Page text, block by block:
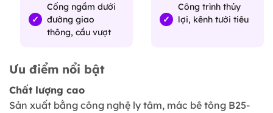
Cống ngầm dưới
đường giao
thông, cầu vượt
Công trình thủy
lợi, kênh tưới tiêu
Ưu điểm nổi bật
Chất lượng cao
Sản xuất bằng công nghệ ly tâm, mác bê tông B25-